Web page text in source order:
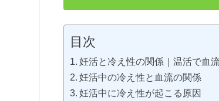
目次
妊活と冷え性の関係｜温活で血
妊活中の冷え性と血流の関係
妊活中に冷え性が起こる原因